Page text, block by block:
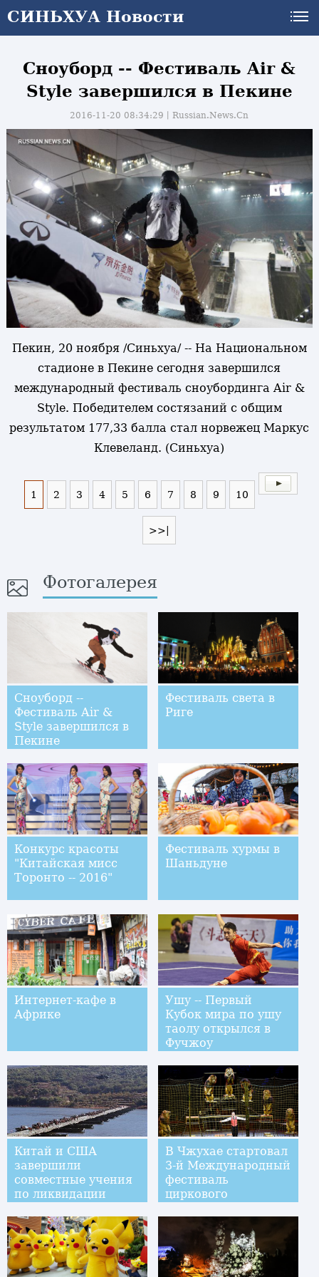
СИНЬХУА Новости
Сноуборд -- Фестиваль Air &
Style завершился в Пекине
2016-11-20 08:34:29丨Russian.News.Cn
Пекин, 20 ноября /Синьхуа/ -- На Национальном
стадионе в Пекине сегодня завершился
международный фестиваль сноубординга Air &
Style. Победителем состязаний с общим
результатом 177,33 балла стал норвежец Маркус
Клевеланд. (Синьхуа)
1 2 3 4 5 6 7 8 9 10
>>|
Фотогалерея
Сноуборд --
Фестиваль Air &
Style завершился в
Пекине
Фестиваль света в
Риге
Конкурс красоты
"Китайская мисс
Торонто -- 2016"
Фестиваль хурмы в
Шаньдуне
Интернет-кафе в
Африке
Ушу -- Первый
Кубок мира по ушу
таолу открылся в
Фучжоу
Китай и США
завершили
совместные учения
по ликвидации
стихийных бедствий
В Чжухае стартовал
3-й Международный
фестиваль
циркового